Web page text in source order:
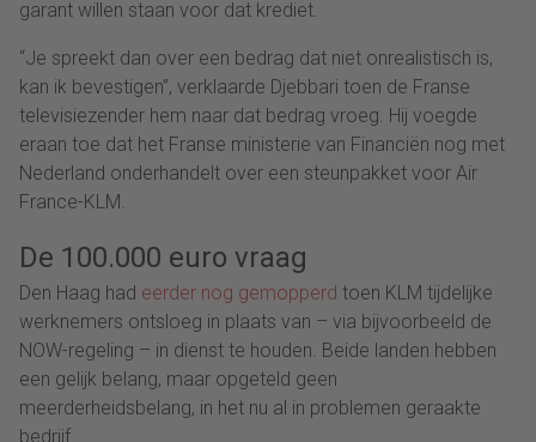
garant willen staan voor dat krediet.
“Je spreekt dan over een bedrag dat niet onrealistisch is,
kan ik bevestigen”, verklaarde Djebbari toen de Franse
televisiezender hem naar dat bedrag vroeg. Hij voegde
eraan toe dat het Franse ministerie van Financiën nog met
Nederland onderhandelt over een steunpakket voor Air
France-KLM.
De 100.000 euro vraag
Den Haag had eerder nog gemopperd toen KLM tijdelijke
werknemers ontsloeg in plaats van – via bijvoorbeeld de
NOW-regeling – in dienst te houden. Beide landen hebben
een gelijk belang, maar opgeteld geen
meerderheidsbelang, in het nu al in problemen geraakte
bedrijf.